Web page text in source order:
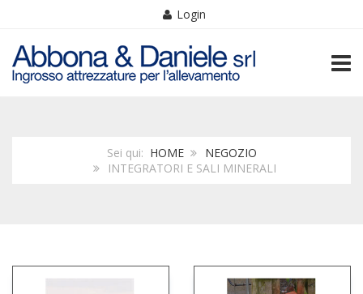
Login
Sei qui: HOME
NEGOZIO
INTEGRATORI E SALI MINERALI